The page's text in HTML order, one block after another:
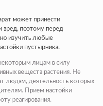
может принести
вред, поэтому перед
изучить любые
пустырника.
лицам в силу
веществ растения. Не
людям, деятельность которых
Прием настойки
реагирования.